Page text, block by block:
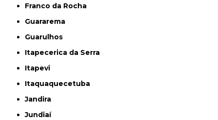
Franco da Rocha
Guararema
Guarulhos
Itapecerica da Serra
Itapevi
Itaquaquecetuba
Jandira
Jundiaí